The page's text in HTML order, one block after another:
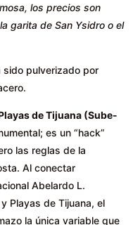
los precios son
garita de San Ysidro o el
sido pulverizado por
de Tijuana (Sube-
es un “hack”
las reglas de la
Al conectar
Abelardo L.
Playas de Tijuana, el
la única variable que